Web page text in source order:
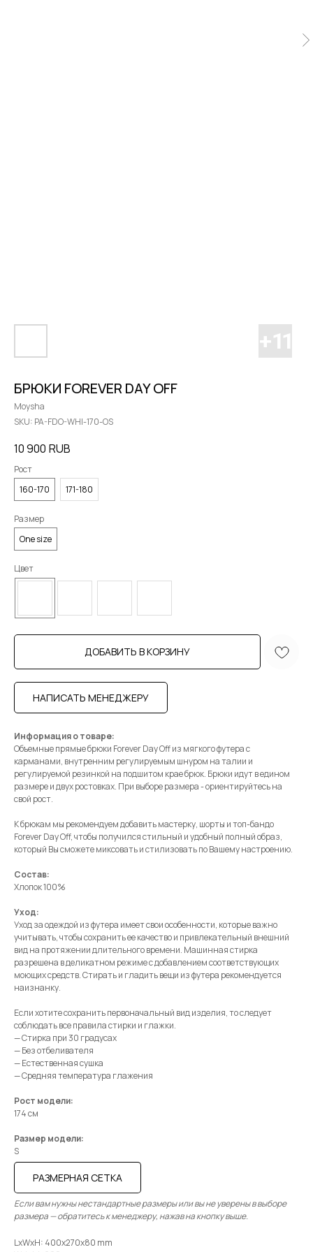
БРЮКИ FOREVER DAY OFF
Moysha
SKU: PA-FDO-WHI-170-OS
10 900 RUB
Рост
160-170
171-180
Размер
One size
Цвет
ДОБАВИТЬ В КОРЗИНУ
НАПИСАТЬ МЕНЕДЖЕРУ
Информация о товаре:
Объемные прямые брюки Forever Day Off из мягкого футера с
карманами, внутренним регулируемым шнуром на талии и
регулируемой резинкой на подшитом крае брюк. Брюки идут в едином
размере и двух ростовках. При выборе размера - ориентируйтесь на
свой рост.
К брюкам мы рекомендуем добавить мастерку, шорты и топ-бандо
Forever Day Off, чтобы получился стильный и удобный полный образ,
который Вы сможете миксовать и стилизовать по Вашему настроению.
Состав:
Хлопок 100%
Уход:
Уход за одеждой из футера имеет свои особенности, которые важно
учитывать, чтобы сохранить ее качество и привлекательный внешний
вид на протяжении длительного времени. Машинная стирка
разрешена в деликатном режиме с добавлением соответствующих
моющих средств. Стирать и гладить вещи из футера рекомендуется
наизнанку.
Если хотите сохранить первоначальный вид изделия, то следует
соблюдать все правила стирки и глажки.
— Стирка при 30 градусах
— Без отбеливателя
— Естественная сушка
— Средняя температура глажения
Рост модели:
174 см
Размер модели:
S
РАЗМЕРНАЯ СЕТКА
Если вам нужны нестандартные размеры или вы не уверены в выборе
размера — обратитесь к менеджеру, нажав на кнопку выше.
LxWxH: 400x270x80 mm